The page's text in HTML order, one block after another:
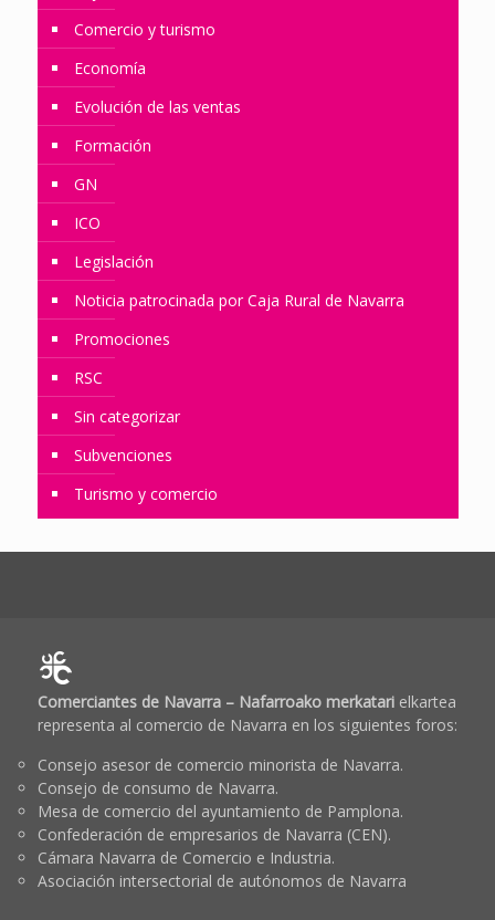
Comercio y turismo
Economía
Evolución de las ventas
Formación
GN
ICO
Legislación
Noticia patrocinada por Caja Rural de Navarra
Promociones
RSC
Sin categorizar
Subvenciones
Turismo y comercio
Comerciantes de Navarra – Nafarroako merkatarielkartea
representa al comercio de Navarra en los siguientes foros:
Consejo asesor de comercio minorista de Navarra.
Consejo de consumo de Navarra.
Mesa de comercio del ayuntamiento de Pamplona.
Confederación de empresarios de Navarra (CEN).
Cámara Navarra de Comercio e Industria.
Asociación intersectorial de autónomos de Navarra